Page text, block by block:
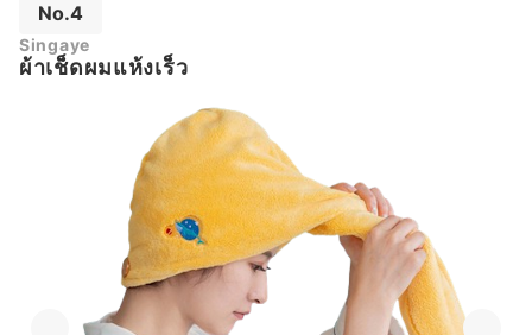
No.4
Singaye
ผ้าเช็ดผมแห้งเร็ว